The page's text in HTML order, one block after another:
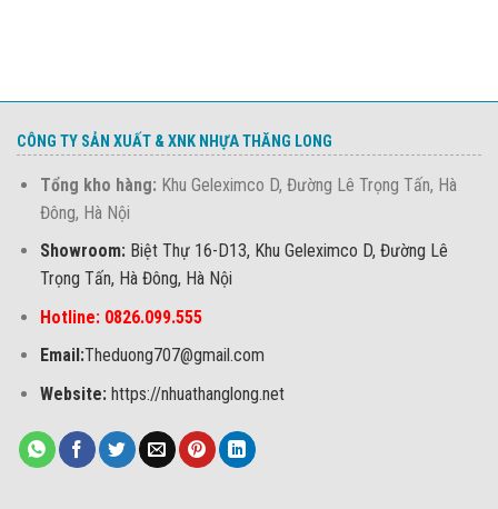
CÔNG TY SẢN XUẤT & XNK NHỰA THĂNG LONG
Tổng kho hàng: Khu Geleximco D, Đường Lê Trọng Tấn, Hà
Đông, Hà Nội
Showroom: Biệt Thự 16-D13, Khu Geleximco D, Đường Lê
Trọng Tấn, Hà Đông, Hà Nội
Hotline: 0826.099.555
Email:Theduong707@gmail.com
Website:https://nhuathanglong.net